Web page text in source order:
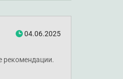
04.06.2025
рекомендации.